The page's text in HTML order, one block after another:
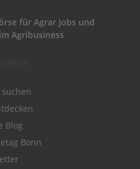
für Agrar Jobs und
Agribusiness
suchen
Blog
Bonn